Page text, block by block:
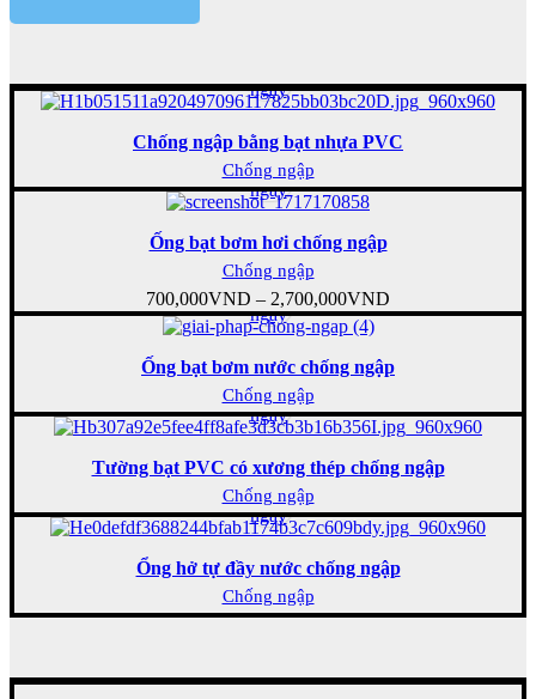
ngay
Chống ngập bằng bạt nhựa PVC
Chống ngập
Mua
ngay
Ống bạt bơm hơi chống ngập
Chống ngập
700,000VND – 2,700,000VND
Mua
ngay
Ống bạt bơm nước chống ngập
Chống ngập
Mua
ngay
Tường bạt PVC có xương thép chống ngập
Chống ngập
Mua
ngay
Ổng hở tự đầy nước chống ngập
Chống ngập